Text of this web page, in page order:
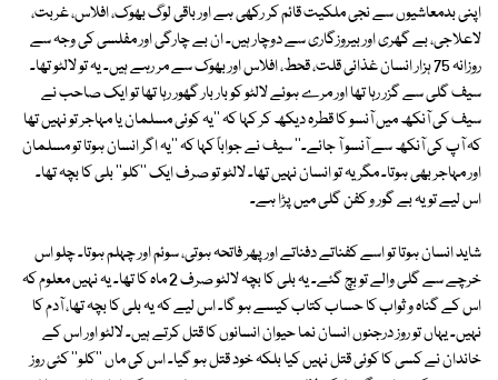
اپنی بدمعاشیوں سے نجی ملکیت قائم کر رکھی ہے اور باقی لوگ بھوک، افلاس، غربت،
لاعلاجی، بے گھری اور بیروزگاری سے دوچار ہیں۔ ان بے چارگی اور مفلسی کی وجہ سے
روزانہ 75 ہزار انسان غذائی قلت، قحط، افلاس اور بھوک سے مر رہے ہیں۔ یہ تو لالٹو تھا۔
سیف گلی سے گزر رہا تھا اور مرے ہوئے لالٹو کو بار بار گھور رہا تھا تو ایک صاحب نے
سیف کی آنکھ میں آنسو کا قطرہ دیکھ کر کہا کہ ''یہ کوئی مسلمان یا مہاجر تو نہیں تھا
کہ آپ کی آنکھ سے آنسو آ جائے۔'' سیف نے جواباً کہا کہ ''یہ اگر انسان ہوتا تو مسلمان
اور مہاجر بھی ہوتا۔ مگر یہ تو انسان نہیں تھا۔ لالٹو تو صرف ایک ''کلو'' بلی کا بچہ تھا۔
اس لیے تو یہ بے گور و کفن گلی میں پڑا ہے۔
شاید انسان ہوتا تو اسے کفناتے دفناتے اور پھر فاتحہ ہوتی، سوئم اور چہلم ہوتا۔ چلو اس
خرچے سے گلی والے تو بچ گئے۔ یہ بلی کا بچہ لالٹو صرف 2 ماہ کا تھا۔ یہ نہیں معلوم کہ
اس کے گناہ و ثواب کا حساب کتاب کیسے ہو گا۔ اس لیے کہ یہ بلی کا بچہ تھا، آدم کا
نہیں۔ یہاں تو روز درجنوں انسان نما حیوان انسانوں کا قتل کرتے ہیں۔ لالٹو اور اس کے
خاندان نے کسی کا کوئی قتل نہیں کیا بلکہ خود قتل ہو گیا۔ اس کی ماں ''کلو'' کئی روز